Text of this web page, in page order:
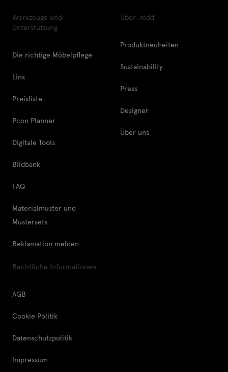
Werkzeuge und
Unterstützung
Die richtige Möbelpflege
Linx
Preisliste
Pcon Planner
Digitale Tools
Bildbank
FAQ
Materialmuster und
Mustersets
Reklamation melden
Über .mdd
Produktneuheiten
Sustainability
Press
Designer
Über uns
Rechtliche Informationen
AGB
Cookie Politik
Datenschutzpolitik
Impressum